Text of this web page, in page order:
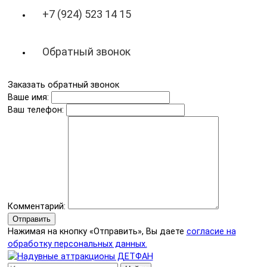
+7 (924) 523 14 15
Обратный звонок
Заказать обратный звонок
Ваше имя:
Ваш телефон:
Комментарий:
Отправить
Нажимая на кнопку «Отправить», Вы даете согласие на
обработку персональных данных.